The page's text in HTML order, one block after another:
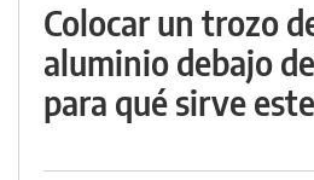
Colocar un trozo
aluminio debajo
para qué sirve